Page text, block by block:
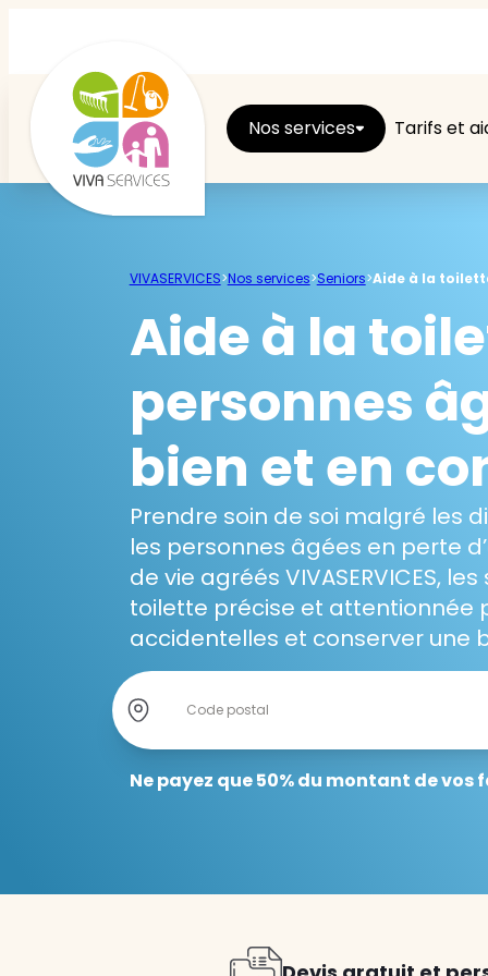
Nos services Tarifs et
Ménage
Repassage
Nounou
Aide à la personne
Handicaps
Voir tous les services
VIVASERVICES>Nos services>Seniors>Aide à la
Aide à la
personnes
bien et en
Prendre soin de soi malgré les
les personnes âgées en perte
de vie agréés VIVASERVICES,
toilette précise et attentionnée
accidentelles et conserver une
Store locator global -
Ne payez que 50% du montant de vos